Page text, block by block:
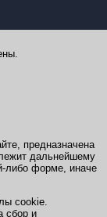
предназначена
дальнейшему
либо форме, иначе
cookie.
сбор и